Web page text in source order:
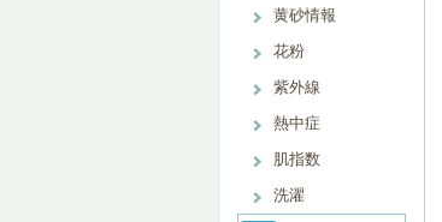
黄砂情報
花粉
紫外線
熱中症
肌指数
洗濯